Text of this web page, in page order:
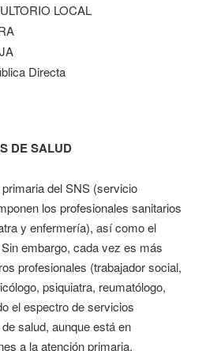
LOCAL
Directa
DE SALUD
del SNS (servicio
los profesionales sanitarios
y enfermería), así como el
embargo, cada vez es más
profesionales (trabajador social,
psiquiatra, reumatólogo,
el espectro de servicios
salud, aunque está en
a la atención primaria.